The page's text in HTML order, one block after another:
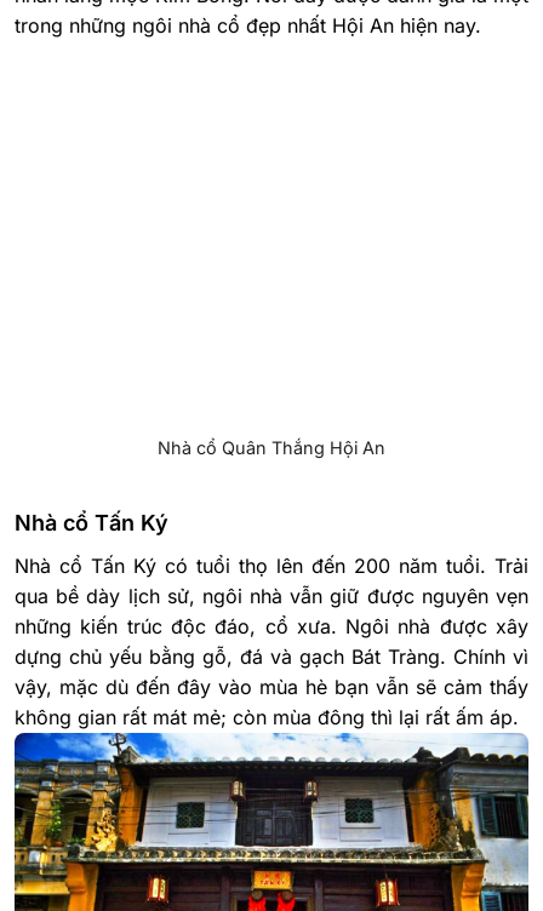
trong những ngôi nhà cổ đẹp nhất Hội An hiện nay.
Nhà cổ Quân Thắng Hội An
Nhà cổ Tấn Ký
Nhà cổ Tấn Ký có tuổi thọ lên đến 200 năm tuổi. Trải
qua bề dày lịch sử, ngôi nhà vẫn giữ được nguyên vẹn
những kiến trúc độc đáo, cổ xưa. Ngôi nhà được xây
dựng chủ yếu bằng gỗ, đá và gạch Bát Tràng. Chính vì
vậy, mặc dù đến đây vào mùa hè bạn vẫn sẽ cảm thấy
không gian rất mát mẻ; còn mùa đông thì lại rất ấm áp.